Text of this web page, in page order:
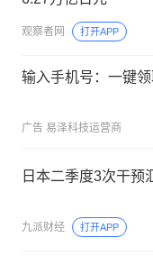
观察者网 打开APP
输入手机号：一键领
广告 易泽科技运营商
日本二季度3次干预
九派财经 打开APP